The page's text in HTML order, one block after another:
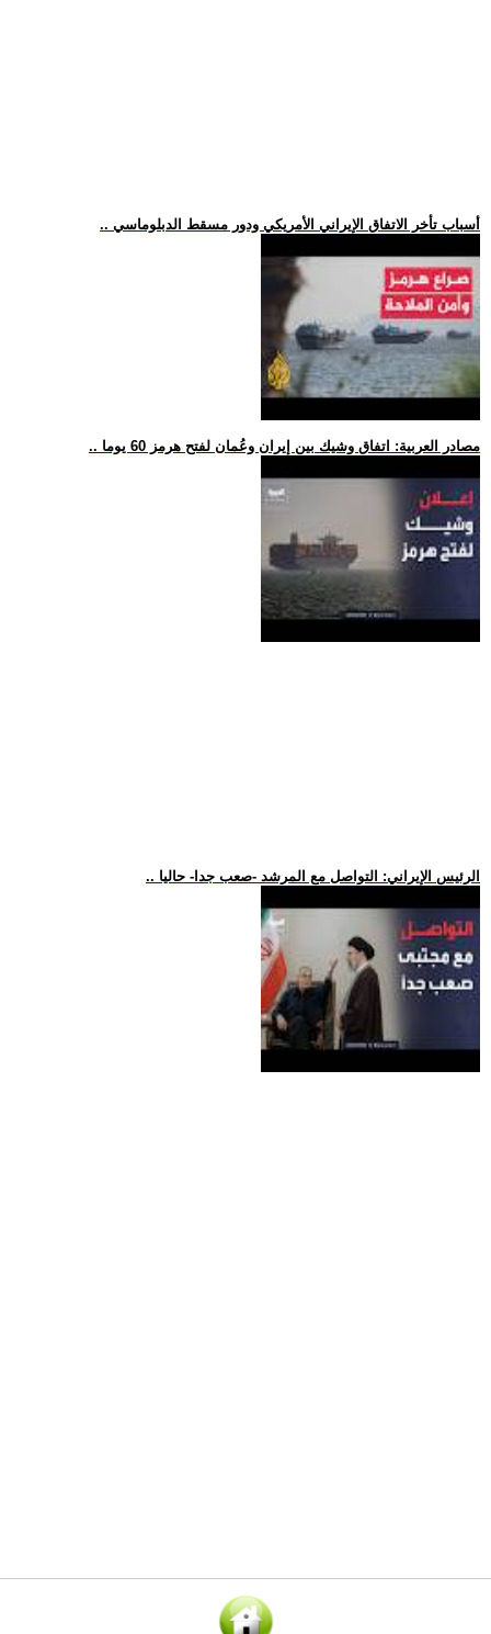
.. أسباب تأخر الاتفاق الإيراني الأمريكي ودور مسقط الدبلوماسي
.. مصادر العربية: اتفاق وشيك بين إيران وعُمان لفتح هرمز 60 يوما
.. الرئيس الإيراني: التواصل مع المرشد -صعب جدا- حاليا